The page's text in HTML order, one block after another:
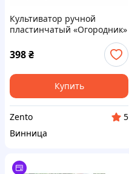
Культиватор ручной
пластинчатый «Огородник»
звездочка) Харьков
398₴
Купить
Zento
5
Винница